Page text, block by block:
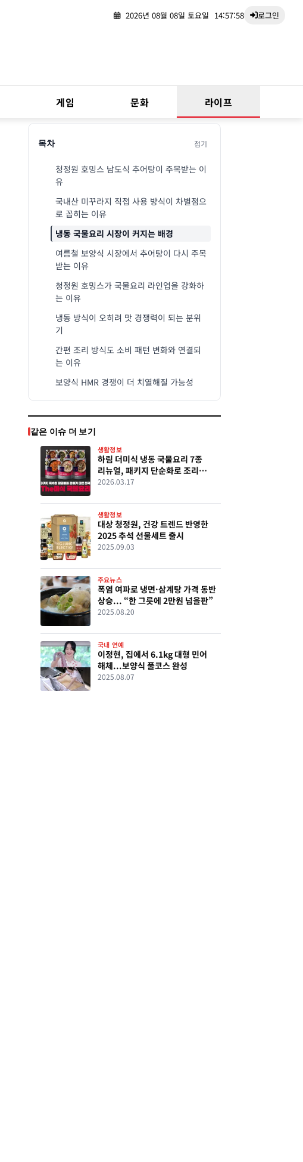
2026년 08월 08일 토요일 14:57:59 로그인
게임 문화 라이프
목차 접기
청정원 호밍스 남도식 추어탕이 주목받는 이
유
국내산 미꾸라지 직접 사용 방식이 차별점으
로 꼽히는 이유
냉동 국물요리 시장이 커지는 배경
여름철 보양식 시장에서 추어탕이 다시 주목
받는 이유
청정원 호밍스가 국물요리 라인업을 강화하
는 이유
냉동 방식이 오히려 맛 경쟁력이 되는 분위
기
간편 조리 방식도 소비 패턴 변화와 연결되
는 이유
보양식 HMR 경쟁이 더 치열해질 가능성
같은 이슈 더 보기
생활정보
하림 더미식 냉동 국물요리 7종
리뉴얼, 패키지 단순화로 조리
편의성 강화
2026.03.17
생활정보
대상 청정원, 건강 트렌드 반영한
2025 추석 선물세트 출시
2025.09.03
주요뉴스
폭염 여파로 냉면·삼계탕 가격 동반
상승... “한 그릇에 2만원 넘을판”
2025.08.20
국내 연예
이정현, 집에서 6.1kg 대형 민어
해체...보양식 풀코스 완성
2025.08.07